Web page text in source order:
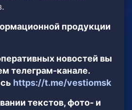
продукции
новостей вы
телеграм-канале.
https://t.me/vestiomsk
текстов, фото- и